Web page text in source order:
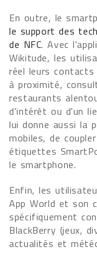
En outre, le
le support des
de NFC. Avec
Wikitude, les
réel leurs contacts
à proximité,
restaurants
d'intérêt ou d'un
lui donne aussi la
mobiles, de
étiquettes
le smartphone.
Enfin, les
App World et son
spécifiquement
BlackBerry (jeux,
actualités et